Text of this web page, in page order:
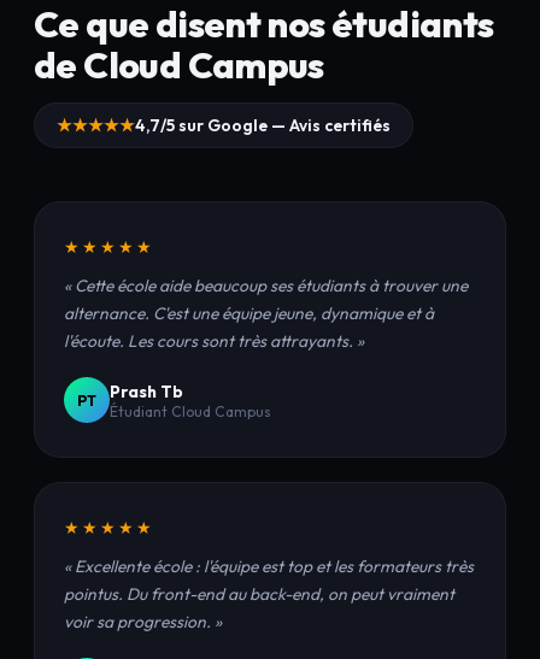
Ce que disent nos étudiants
de Cloud Campus
★★★★★4,7/5 sur Google — Avis certifiés
★★★★★
« Cette école aide beaucoup ses étudiants à trouver une
alternance. C'est une équipe jeune, dynamique et à
l'écoute. Les cours sont très attrayants. »
PT Prash Tb
Étudiant Cloud Campus
★★★★★
« Excellente école : l'équipe est top et les formateurs très
pointus. Du front-end au back-end, on peut vraiment
voir sa progression. »